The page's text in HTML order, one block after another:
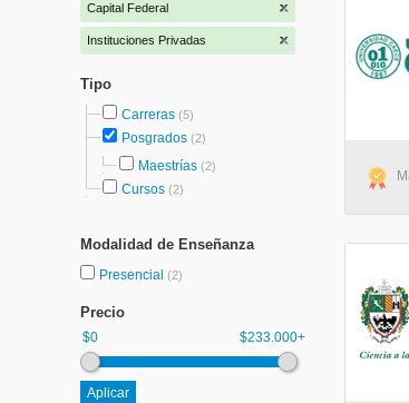
Capital Federal
Instituciones Privadas
Tipo
Carreras (5)
Posgrados (2)
Maestrías (2)
Cursos (2)
Modalidad de Enseñanza
Presencial (2)
Precio
$0 $233.000+